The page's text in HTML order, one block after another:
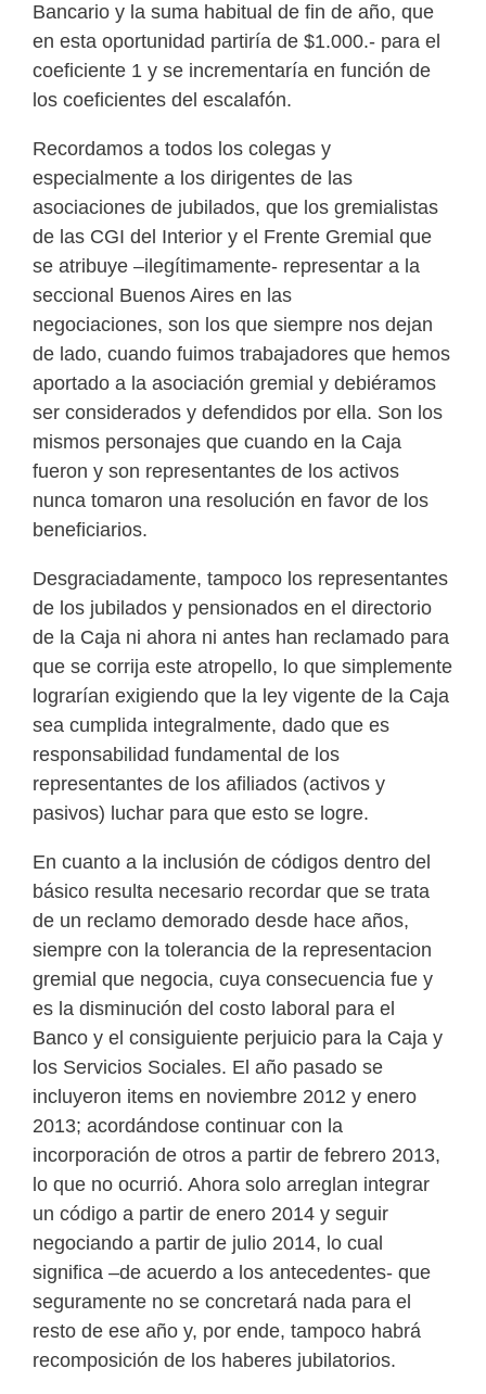
Bancario y la suma habitual de fin de año, que
en esta oportunidad partiría de $1.000.- para el
coeficiente 1 y se incrementaría en función de
los coeficientes del escalafón.
Recordamos a todos los colegas y
especialmente a los dirigentes de las
asociaciones de jubilados, que los gremialistas
de las CGI del Interior y el Frente Gremial que
se atribuye –ilegítimamente- representar a la
seccional Buenos Aires en las
negociaciones, son los que siempre nos dejan
de lado, cuando fuimos trabajadores que hemos
aportado a la asociación gremial y debiéramos
ser considerados y defendidos por ella. Son los
mismos personajes que cuando en la Caja
fueron y son representantes de los activos
nunca tomaron una resolución en favor de los
beneficiarios.
Desgraciadamente, tampoco los representantes
de los jubilados y pensionados en el directorio
de la Caja ni ahora ni antes han reclamado para
que se corrija este atropello, lo que simplemente
lograrían exigiendo que la ley vigente de la Caja
sea cumplida integralmente, dado que es
responsabilidad fundamental de los
representantes de los afiliados (activos y
pasivos) luchar para que esto se logre.
En cuanto a la inclusión de códigos dentro del
básico resulta necesario recordar que se trata
de un reclamo demorado desde hace años,
siempre con la tolerancia de la representacion
gremial que negocia, cuya consecuencia fue y
es la disminución del costo laboral para el
Banco y el consiguiente perjuicio para la Caja y
los Servicios Sociales. El año pasado se
incluyeron items en noviembre 2012 y enero
2013; acordándose continuar con la
incorporación de otros a partir de febrero 2013,
lo que no ocurrió. Ahora solo arreglan integrar
un código a partir de enero 2014 y seguir
negociando a partir de julio 2014, lo cual
significa –de acuerdo a los antecedentes- que
seguramente no se concretará nada para el
resto de ese año y, por ende, tampoco habrá
recomposición de los haberes jubilatorios.